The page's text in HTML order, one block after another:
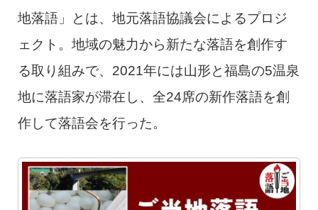
地落語」とは、地元落語協議会によるプロジ
ェクト。地域の魅力から新たな落語を創作す
る取り組みで、2021年には山形と福島の5温泉
地に落語家が滞在し、全24席の新作落語を創
作して落語会を行った。